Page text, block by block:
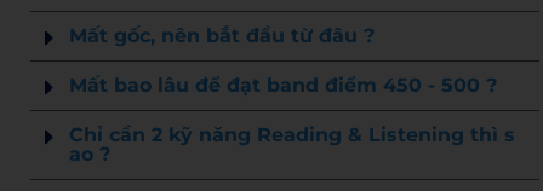
Mất gốc, nên bắt đầu từ đâu ?
Mất bao lâu để đạt band điểm 450 - 500 ?
Chỉ cần 2 kỹ năng Reading & Listening thì s
ao ?